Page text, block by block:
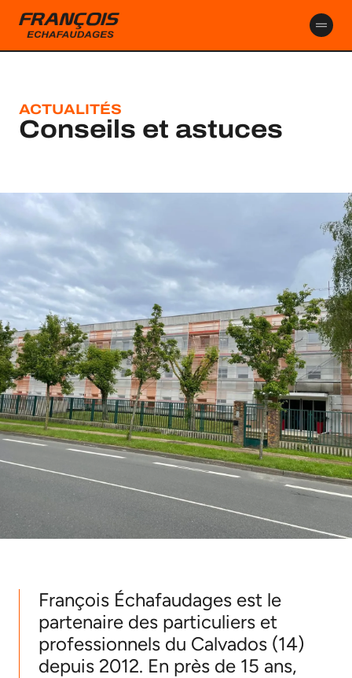
principal
ACTUALITÉS
Conseils et astuces
François Échafaudages est le
partenaire des particuliers et
professionnels du Calvados (14)
depuis 2012. En près de 15 ans,